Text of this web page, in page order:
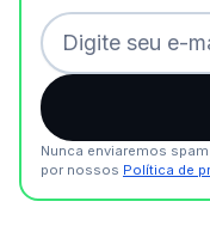
Nunca enviaremos
por nossos Política de